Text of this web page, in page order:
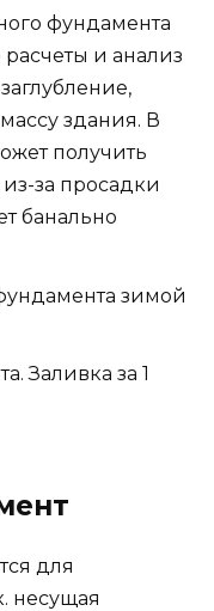
фундамента
и анализ
здания. В
получить
за просадки
банально
зимой
Заливка за 1
для
несущая